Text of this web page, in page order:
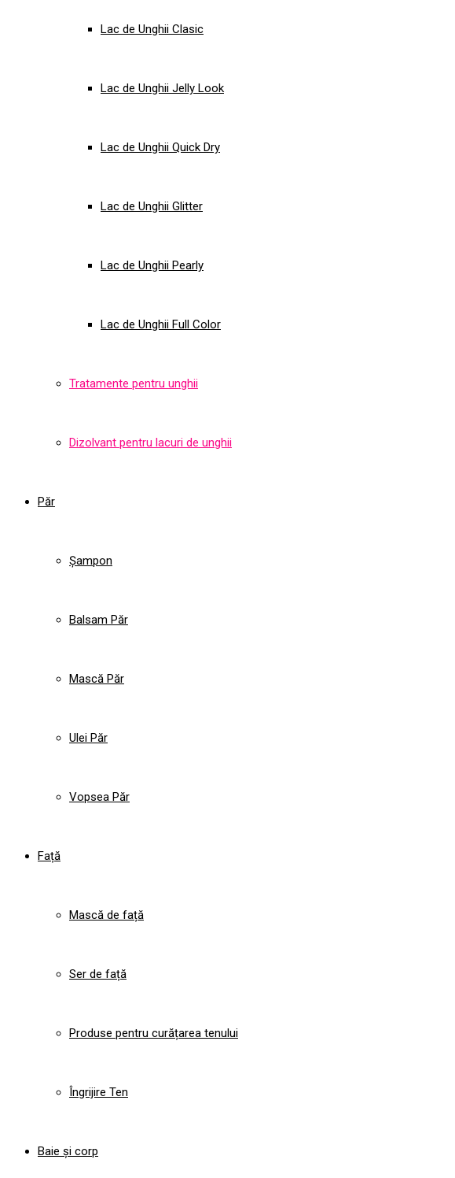
Lac de Unghii Clasic
Lac de Unghii Jelly Look
Lac de Unghii Quick Dry
Lac de Unghii Glitter
Lac de Unghii Pearly
Lac de Unghii Full Color
Tratamente pentru unghii
Dizolvant pentru lacuri de unghii
Păr
Șampon
Balsam Păr
Mască Păr
Ulei Păr
Vopsea Păr
Față
Mască de față
Ser de față
Produse pentru curățarea tenului
Îngrijire Ten
Baie și corp